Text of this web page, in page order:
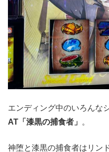
エンディング中のいろんな
AT「漆黒の捕食者」
。
神堕と漆黒の捕食者はリン